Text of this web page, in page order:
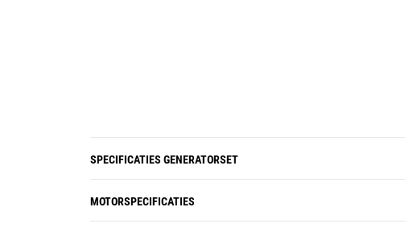
SPECIFICATIES GENERATORSET
MOTORSPECIFICATIES